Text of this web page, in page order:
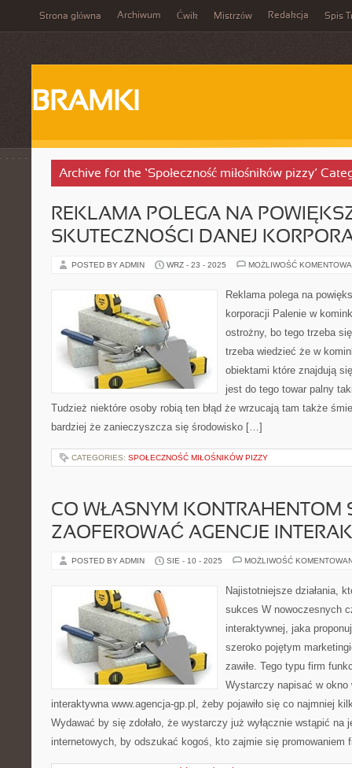
Strona główna Archiwum Ćwik Mistrzów Redakcja Spis
BRAMKI
Archive for the ‘Społeczność miłośników pizzy’
REKLAMA POLEGA NA
SKUTECZNOŚCI DANEJ
POSTED BY ADMIN WRZ - 23 - 2025 MOŻLIWOŚĆ
Reklama polega na
korporacji Palenie w
ostrożny, bo tego trzeba
trzeba wiedzieć że w
obiektami które znajdują
jest do tego towar palny
Tudzież niektóre osoby robią ten błąd że wrzucają tam także
bardziej że zanieczyszcza się środowisko […]
CATEGORIES: SPOŁECZNOŚĆ MIŁOŚNIKÓW PIZZY
CO WŁASNYM KONTRAHENTOM
ZAOFEROWAĆ AGENCJE
POSTED BY ADMIN SIE - 10 - 2025 MOŻLIWOŚĆ
Najistotniejsze działania,
sukces W nowoczesnych
interaktywnej, jaka
szeroko pojętym
zawiłe. Tego typu firm
Wystarczy napisać w
interaktywna www.agencja-gp.pl, żeby pojawiło się co najmniej
Wydawać by się zdołało, że wystarczy już wyłącznie wstąpić na
internetowych, by odszukać kogoś, kto zajmie się